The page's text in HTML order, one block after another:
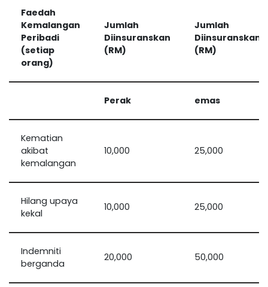
Faedah
Kemalangan
Peribadi
(setiap
orang)
Jumlah
Diinsuranskan
(RM)
Jumlah
Diinsuranskan
(RM)
Perak emas
Kematian
akibat
kemalangan
10,000 25,000
Hilang upaya
kekal
10,000 25,000
Indemniti
berganda
20,000 50,000